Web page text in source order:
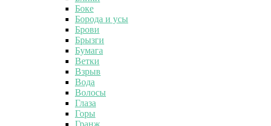
Боке
Борода и усы
Брови
Брызги
Бумага
Ветки
Взрыв
Вода
Волосы
Глаза
Горы
Гранж